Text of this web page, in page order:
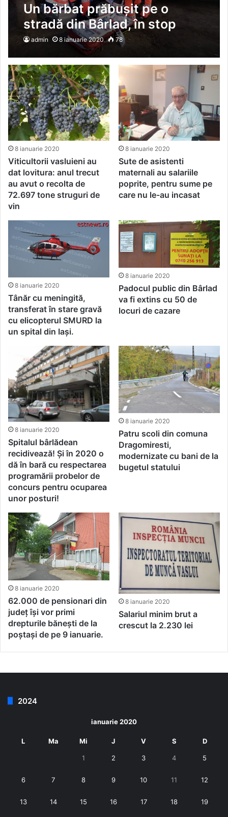
Un bărbat prăbușit pe o
stradă din Bârlad, în stop
cardio respirator
admin 8 ianuarie 2020 78
8 ianuarie 2020
Viticultorii vasluieni au
dat lovitura: anul trecut
au avut o recolta de
72.697 tone struguri de
vin
8 ianuarie 2020
Sute de asistenti
maternali au salariile
poprite, pentru sume pe
care nu le-au incasat
8 ianuarie 2020
Tânăr cu meningită,
transferat în stare gravă
cu elicopterul SMURD la
un spital din Iași.
8 ianuarie 2020
Padocul public din Bârlad
va fi extins cu 50 de
locuri de cazare
8 ianuarie 2020
Spitalul bârlădean
recidivează! Și în 2020 o
dă în bară cu respectarea
programării probelor de
concurs pentru ocuparea
unor posturi!
8 ianuarie 2020
Patru scoli din comuna
Dragomiresti,
modernizate cu bani de la
bugetul statului
8 ianuarie 2020
62.000 de pensionari din
județ își vor primi
drepturile bănești de la
poștași de pe 9 ianuarie.
8 ianuarie 2020
Salariul minim brut a
crescut la 2.230 lei
2024
ianuarie 2020
L Ma Mi J V S D
1 2 3 4 5
6 7 8 9 10 11 12
13 14 15 16 17 18 19